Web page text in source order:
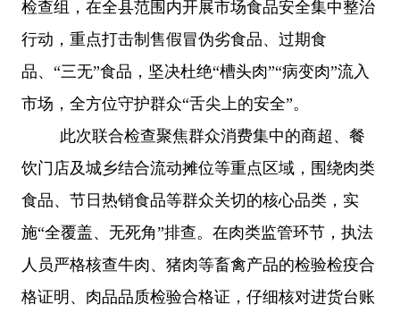
检查组，在全县范围内开展市场食品安全集中整治
行动，重点打击制售假冒伪劣食品、过期食
品、“三无”食品，坚决杜绝“槽头肉”“病变肉”流入
市场，全方位守护群众“舌尖上的安全”。
此次联合检查聚焦群众消费集中的商超、餐
饮门店及城乡结合流动摊位等重点区域，围绕肉类
食品、节日热销食品等群众关切的核心品类，实
施“全覆盖、无死角”排查。在肉类监管环节，执法
人员严格核查牛肉、猪肉等畜禽产品的检验检疫合
格证明、肉品品质检验合格证，仔细核对进货台账